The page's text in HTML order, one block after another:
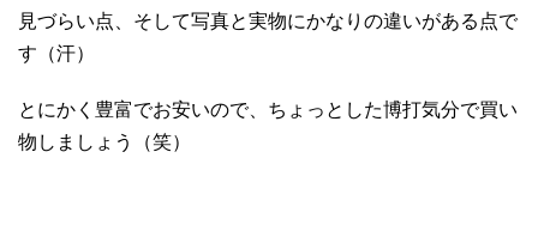
見づらい点、そして写真と実物にかなりの違いがある点で
す（汗）
とにかく豊富でお安いので、ちょっとした博打気分で買い
物しましょう（笑）